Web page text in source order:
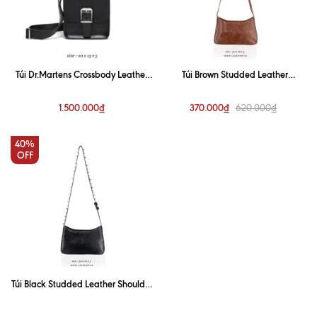
Túi Dr.Martens Crossbody Leather
1.500.000₫
Túi Brown Studded Leather
370.000₫
620.000₫
40%
OFF
Túi Black Studded Leather Shoulder